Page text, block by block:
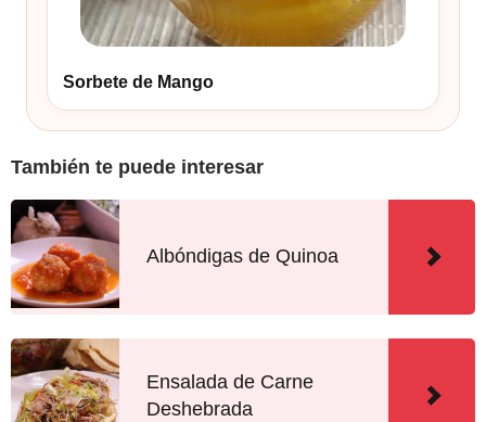
Sorbete de Mango
También te puede interesar
Albóndigas de Quinoa
Ensalada de Carne
Deshebrada